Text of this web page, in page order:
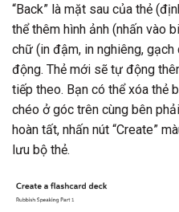
“Back” là mặt sau của thẻ
thể thêm hình ảnh (nhấn vào
chữ (in đậm, in nghiêng,
động. Thẻ mới sẽ tự động
tiếp theo. Bạn có thể xóa thẻ
chéo ở góc trên cùng bên
hoàn tất, nhấn nút “Create”
lưu bộ thẻ.